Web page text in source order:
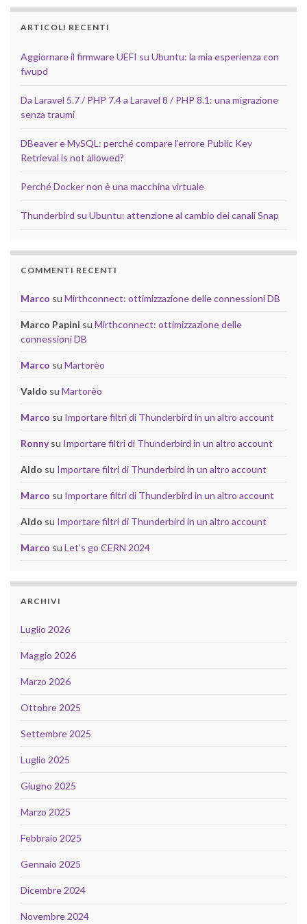
ARTICOLI RECENTI
Aggiornare il firmware UEFI su Ubuntu: la mia esperienza con
fwupd
Da Laravel 5.7 / PHP 7.4 a Laravel 8 / PHP 8.1: una migrazione
senza traumi
DBeaver e MySQL: perché compare l’errore Public Key
Retrieval is not allowed?
Perché Docker non è una macchina virtuale
Thunderbird su Ubuntu: attenzione al cambio dei canali Snap
COMMENTI RECENTI
Marco su Mirthconnect: ottimizzazione delle connessioni DB
Marco Papini su Mirthconnect: ottimizzazione delle
connessioni DB
Marco su Martorèo
Valdo su Martorèo
Marco su Importare filtri di Thunderbird in un altro account
Ronnysu Importare filtri di Thunderbird in un altro account
Aldo su Importare filtri di Thunderbird in un altro account
Marco su Importare filtri di Thunderbird in un altro account
Aldo su Importare filtri di Thunderbird in un altro account
Marco su Let’s go CERN 2024
ARCHIVI
Luglio 2026
Maggio 2026
Marzo 2026
Ottobre 2025
Settembre 2025
Luglio 2025
Giugno 2025
Marzo 2025
Febbraio 2025
Gennaio 2025
Dicembre 2024
Novembre 2024